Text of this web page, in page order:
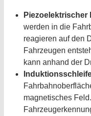
Piezoelektrischer
werden in die
reagieren auf den
Fahrzeugen
kann anhand der
magnetisches